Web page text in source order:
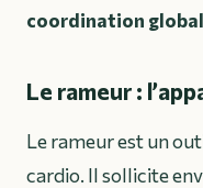
coordination
Le rameur :
Le rameur est un
cardio. Il sollicite